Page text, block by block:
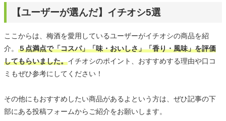
【ユーザーが選んだ】イチオシ5選
ここからは、梅酒を愛用しているユーザーがイチオシの商品を紹
介。 ５点満点で「コスパ」「味・おいしさ」「香り・風味」を評価
してもらいました。イチオシのポイント、おすすめする理由や口コ
ミもぜひ参考にしてください！
その他にもおすすめしたい商品があるよという方は、ぜひ記事の下
部にある投稿フォームからご紹介をお願いします。